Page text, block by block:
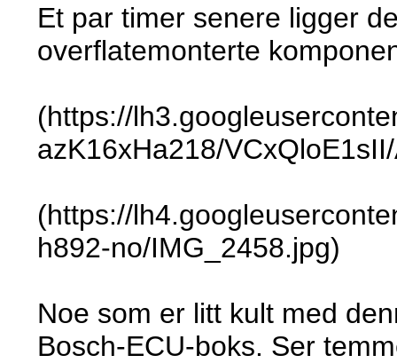
Et par timer senere ligger
overflatemonterte
(https://
azK16xHa218/
(https://
h892-no/IMG_2458.jpg)
Noe som er litt kult med
Bosch-ECU-boks. Ser